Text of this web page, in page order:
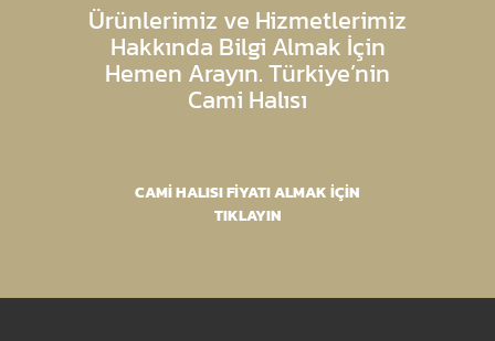
Ürünlerimiz ve Hizmetlerimiz
Hakkında Bilgi Almak İçin
Hemen Arayın. Türkiye’nin
Cami Halısı
CAMİ HALISI FİYATI ALMAK İÇİN
TIKLAYIN